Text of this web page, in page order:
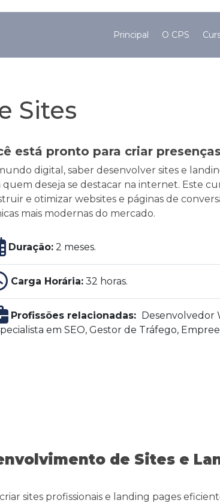
Principal O CPS
Sites
está pronto para criar
digital, saber desenvolver sites e
quem deseja se destacar na internet. Este
e otimizar websites e páginas de
mais modernas do mercado.
Duração:2 meses.
Carga Horária:32 horas.
Profissões relacionadas: Desenvolvedor
em SEO, Gestor de Tráfego,
de Sites e
sites profissionais e landing pages